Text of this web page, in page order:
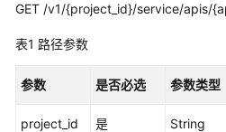
门
用
户
指
GET /v1/{project_id}/service/apis/
表1 路径参数
参数 是否必选 参数类型
project_id 是 String